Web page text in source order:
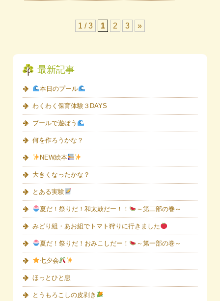
1 / 3 1 2 3 »
最新記事
本日のプール
わくわく保育体験３DAYS
プールで遊ぼう
何を作ろうかな？
NEW絵本
大きくなったかな？
とある実験
夏だ！祭りだ！和太鼓だー！！ ～第二部の巻～
みどり組・あお組でトマト狩りに行きました
夏だ！祭りだ！おみこしだー！ ～第一部の巻～
七夕会
ほっとひと息
とうもろこしの皮剥き